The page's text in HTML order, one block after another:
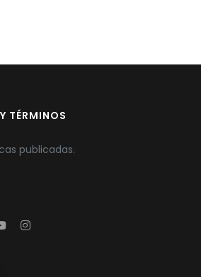
TÉRMINOS
publicadas.